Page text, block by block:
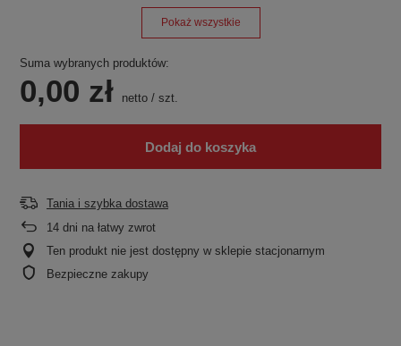
Pokaż wszystkie
Suma wybranych produktów:
0,00 zł netto / szt.
Dodaj do koszyka
Tania i szybka dostawa
14 dni na łatwy zwrot
Ten produkt nie jest dostępny w sklepie stacjonarnym
Bezpieczne zakupy